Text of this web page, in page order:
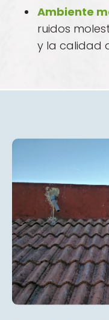
Ambiente
ruidos
y la calidad